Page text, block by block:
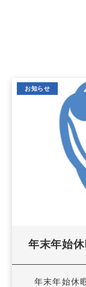
お知らせ
年末年始
年末年始休